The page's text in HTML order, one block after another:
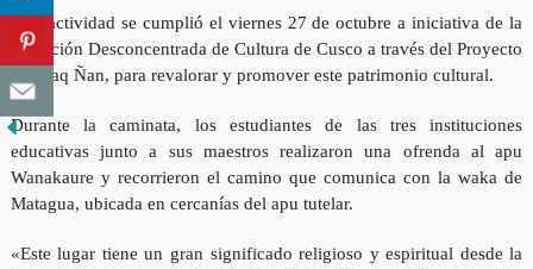
Esta actividad se cumplió el viernes 27 de octubre a iniciativa de la
Dirección Desconcentrada de Cultura de Cusco a través del Proyecto
Qhapaq Ñan, para revalorar y promover este patrimonio cultural.
Durante la caminata, los estudiantes de las tres instituciones
educativas junto a sus maestros realizaron una ofrenda al apu
Wanakaure y recorrieron el camino que comunica con la waka de
Matagua, ubicada en cercanías del apu tutelar.
«Este lugar tiene un gran significado religioso y espiritual desde la